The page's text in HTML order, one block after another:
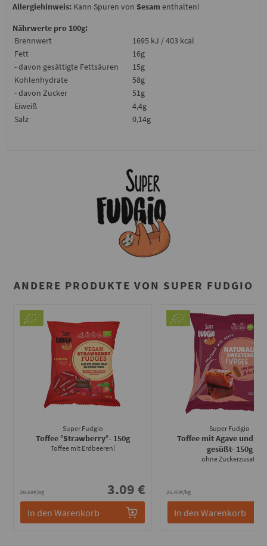
Allergiehinweis: Kann Spuren von Sesam enthalten!
Nährwerte pro 100g:
Brennwert
1695 kJ / 403 kcal
Fett
16g
- davon gesättigte Fettsäuren
15g
Kohlenhydrate
58g
- davon Zucker
51g
Eiweiß
4,4g
Salz
0,14g
ANDERE PRODUKTE VON SUPER FUDGIO
Super Fudgio
Toffee °Strawberry°- 150g
Toffee mit Erdbeeren!
20.60€/kg 3.09 €
In den Warenkorb
Super Fudgio
Toffee mit Agave und
gesüßt- 150g
ohne Zuckerzusatz
25.93€/kg
In den Warenkorb